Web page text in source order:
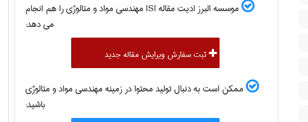
موسسه البرز ادیت مقاله ISI مهندسی مواد و متالوژیرا هم انجام
می دهد:
ثبت سفارش ویرایش مقاله جدید
ممکن است به دنبال تولید محتوا در زمینهمهندسی مواد و متالوژی
باشید: